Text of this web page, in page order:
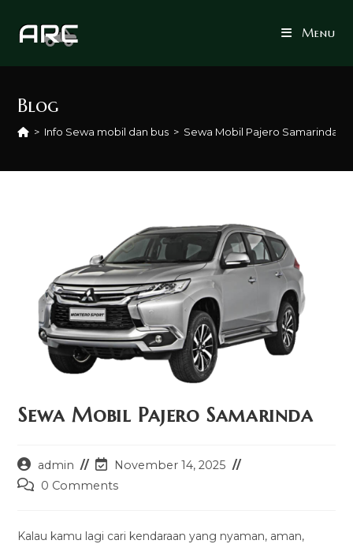
Menu
Blog
> Info Sewa mobil dan bus > Sewa Mobil Pajero Samarinda
Sewa Mobil Pajero Samarinda
Post
author:
admin
Post
last
November 14, 2025
Post0 Comments
Kalau kamu lagi cari kendaraan yang nyaman, aman,